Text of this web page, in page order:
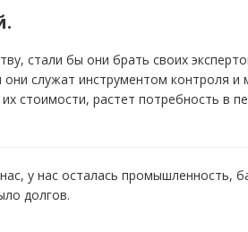
стали бы они брать своих
служат инструментом контроля и
стоимости, растет потребность в
у нас осталась промышленность,
долгов.